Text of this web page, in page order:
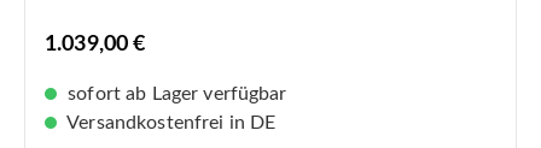
1.039,00 €
sofort ab Lager verfügbar
Versandkostenfrei in DE